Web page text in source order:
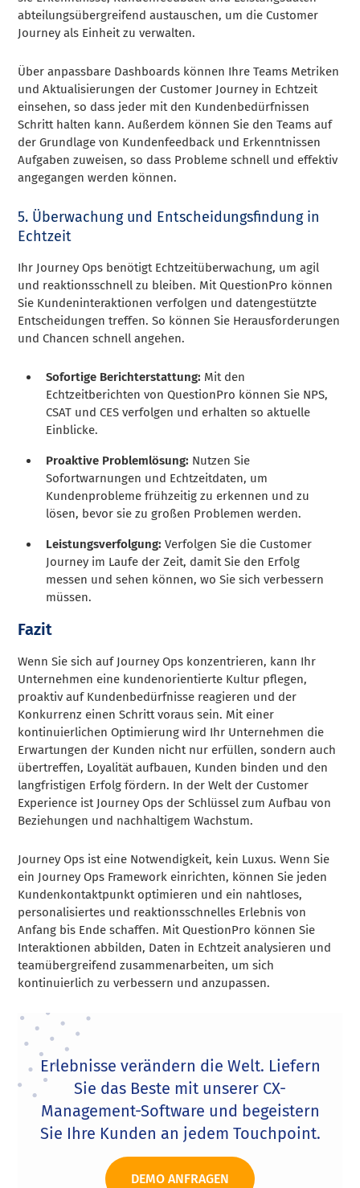
abteilungsübergreifend austauschen, um die Customer
Journey als Einheit zu verwalten.
Über anpassbare Dashboards können Ihre Teams Metriken
und Aktualisierungen der Customer Journey in Echtzeit
einsehen, so dass jeder mit den Kundenbedürfnissen
Schritt halten kann. Außerdem können Sie den Teams auf
der Grundlage von Kundenfeedback und Erkenntnissen
Aufgaben zuweisen, so dass Probleme schnell und effektiv
angegangen werden können.
5. Überwachung und Entscheidungsfindung in
Echtzeit
Ihr Journey Ops benötigt Echtzeitüberwachung, um agil
und reaktionsschnell zu bleiben. Mit QuestionPro können
Sie Kundeninteraktionen verfolgen und datengestützte
Entscheidungen treffen. So können Sie Herausforderungen
und Chancen schnell angehen.
Sofortige Berichterstattung: Mit den
Echtzeitberichten von QuestionPro können Sie NPS,
CSAT und CES verfolgen und erhalten so aktuelle
Einblicke.
Proaktive Problemlösung: Nutzen Sie
Sofortwarnungen und Echtzeitdaten, um
Kundenprobleme frühzeitig zu erkennen und zu
lösen, bevor sie zu großen Problemen werden.
Leistungsverfolgung: Verfolgen Sie die Customer
Journey im Laufe der Zeit, damit Sie den Erfolg
messen und sehen können, wo Sie sich verbessern
müssen.
Fazit
Wenn Sie sich auf Journey Ops konzentrieren, kann Ihr
Unternehmen eine kundenorientierte Kultur pflegen,
proaktiv auf Kundenbedürfnisse reagieren und der
Konkurrenz einen Schritt voraus sein. Mit einer
kontinuierlichen Optimierung wird Ihr Unternehmen die
Erwartungen der Kunden nicht nur erfüllen, sondern auch
übertreffen, Loyalität aufbauen, Kunden binden und den
langfristigen Erfolg fördern. In der Welt der Customer
Experience ist Journey Ops der Schlüssel zum Aufbau von
Beziehungen und nachhaltigem Wachstum.
Journey Ops ist eine Notwendigkeit, kein Luxus. Wenn Sie
ein Journey Ops Framework einrichten, können Sie jeden
Kundenkontaktpunkt optimieren und ein nahtloses,
personalisiertes und reaktionsschnelles Erlebnis von
Anfang bis Ende schaffen. Mit QuestionPro können Sie
Interaktionen abbilden, Daten in Echtzeit analysieren und
teamübergreifend zusammenarbeiten, um sich
kontinuierlich zu verbessern und anzupassen.
Erlebnisse verändern die Welt. Liefern
Sie das Beste mit unserer CX-
Management-Software und begeistern
Sie Ihre Kunden an jedem Touchpoint.
DEMO ANFRAGEN